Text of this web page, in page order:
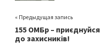
« Предыдущая запись
155 ОМБр – приєднуйся
до захисників!